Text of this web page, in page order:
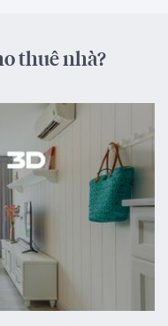
thuê nhà?